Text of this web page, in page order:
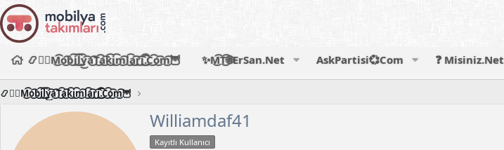
📿🧙‍♂️M͜͡o͜͡b͜͡i͜͡l͜͡y͜͡a͜͡T͜͡a͜͡k͜͡i͜͡m͜͡l͜͡a͜͡r͜͡i͜͡.͜͡C͜͡o͜͡m͜͡🦉 ✨M͜͡T͜͡🌐ErSan.Net AskPartisi💞Com ❓ Misiniz.Net
📿🧙‍♂️M͜͡o͜͡b͜͡i͜͡l͜͡y͜͡a͜͡T͜͡a͜͡k͜͡i͜͡m͜͡l͜͡a͜͡r͜͡i͜͡.͜͡C͜͡o͜͡m͜͡🦉
Williamdaf41
Kayıtlı Kullanıcı